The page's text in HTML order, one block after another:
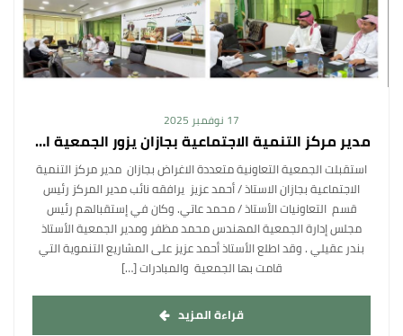
17 نوفمبر 2025
مدير مركز التنمية الاجتماعية بجازان يزور الجمعية التعاونية متعددة الأغراض بجازان
استقبلت الجمعية التعاونية متعددة الاغراض بجازان مدير مركز التنمية
الاجتماعية بجازان الاستاذ / أحمد عزيز يرافقه نائب مدير المركز رئيس
قسم التعاونيات الأستاذ / محمد عاتي. وكان في إستقبالهم رئيس
مجلس إدارة الجمعية المهندس محمد مظفر ومدير الجمعية الأستاذ
بندر عقيلي . وقد اطلع الأستاذ أحمد عزيز على المشاريع التنموية التي
قامت بها الجمعية والمبادرات […]
قراءة المزيد